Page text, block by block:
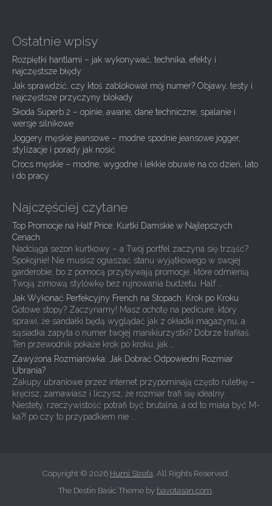
a
v
i
g
a
t
i
o
n
Ostatnie wpisy
Rozpiętki hantlami – jak wykonywać, technika, efekty i
najczęstsze błędy
Jak sprawdzić, czy ktoś zablokował mój numer? Objawy, testy i
najczęstsze przyczyny blokady
Skoda Superb 2 – opinie, awarie, dane techniczne, spalanie i
wersje silnikowe
Joggery męskie jeansowe – modne spodnie jeansowe jogger,
stylizacje i porady jak nosić
Crocs męskie – modne, wygodne i lekkie obuwie na co dzień, lato
i do pracy
Najczęściej czytane
Top Promocje na Half Price: Kurtki Damskie w Najlepszych
Cenach
Nadciąga sezon kurtkowy – a Twój portfel zaczyna się trząść?
Spokojnie! Nie musisz ogłaszać stanu wyjątkowego w swojej
garderobie, bo z pomocą przybywają promocje, które odmienią
Twoją zimową stylówkę bez rujnowania budżetu. Half …
Jak Wykonać Perfekcyjny French na Stopach: Krok po Kroku
Gotowe stopy? Zaczynamy! Masz ochotę na pedicure, który
sprawi, że sandałki będą wyglądać jak z okładki magazynu, a
sąsiadka zapyta o numer twojej manikiurzystki? Dobrze trafiłaś.
Ten przewodnik pokaże krok po kroku, jak …
Zawyżona Rozmiarówka: Jak Dobrać Odpowiedni Rozmiar
Ubrania?
Zakupy ubraniowe przez internet przypominają często ruletkę –
kręcisz, zamawiasz i liczysz, że rozmiar trafi się idealny.
Niestety, rzeczywistość potrafi być brutalna, a od to miała być M-
ka?! po czy to przypadkiem nie …
Copyright © 2026 Humi Strefa. All Rights Reserved.
The Destin Basic Theme by bavotasan.com.